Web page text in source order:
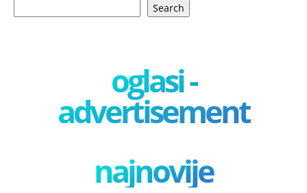
Search
oglasi -
advertisement
najnovije